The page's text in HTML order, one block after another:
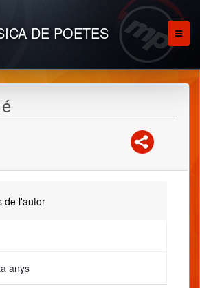
DE POETES
de l'autor
anys